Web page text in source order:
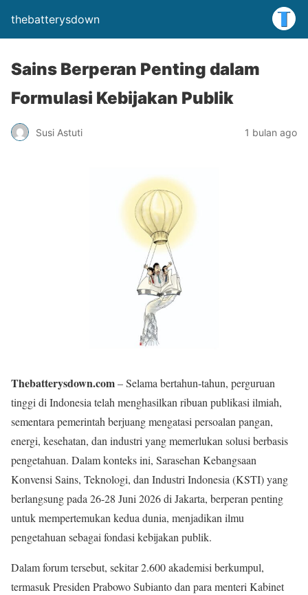
thebatterysdown
Sains Berperan Penting dalam
Formulasi Kebijakan Publik
Susi Astuti 1 bulan ago
Thebatterysdown.com– Selama bertahun-tahun, perguruan
tinggi di Indonesia telah menghasilkan ribuan publikasi ilmiah,
sementara pemerintah berjuang mengatasi persoalan pangan,
energi, kesehatan, dan industri yang memerlukan solusi berbasis
pengetahuan. Dalam konteks ini, Sarasehan Kebangsaan
Konvensi Sains, Teknologi, dan Industri Indonesia (KSTI) yang
berlangsung pada 26-28 Juni 2026 di Jakarta, berperan penting
untuk mempertemukan kedua dunia, menjadikan ilmu
pengetahuan sebagai fondasi kebijakan publik.
Dalam forum tersebut, sekitar 2.600 akademisi berkumpul,
termasuk Presiden Prabowo Subianto dan para menteri Kabinet